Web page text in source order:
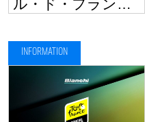
ル・ド・フランス
ション発売開始
INFORMATION